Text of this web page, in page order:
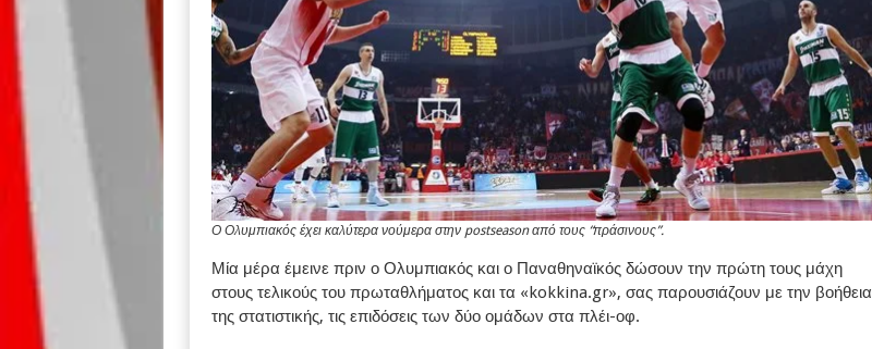
Ο Ολυμπιακός έχει καλύτερα νούμερα στην postseason από τους “πράσινους”.
Μία μέρα έμεινε πριν ο Ολυμπιακός και ο Παναθηναϊκός δώσουν την πρώτη τους μάχη
στους τελικούς του πρωταθλήματος και τα «kokkina.gr», σας παρουσιάζουν με την βοήθεια
της στατιστικής, τις επιδόσεις των δύο ομάδων στα πλέι-οφ.